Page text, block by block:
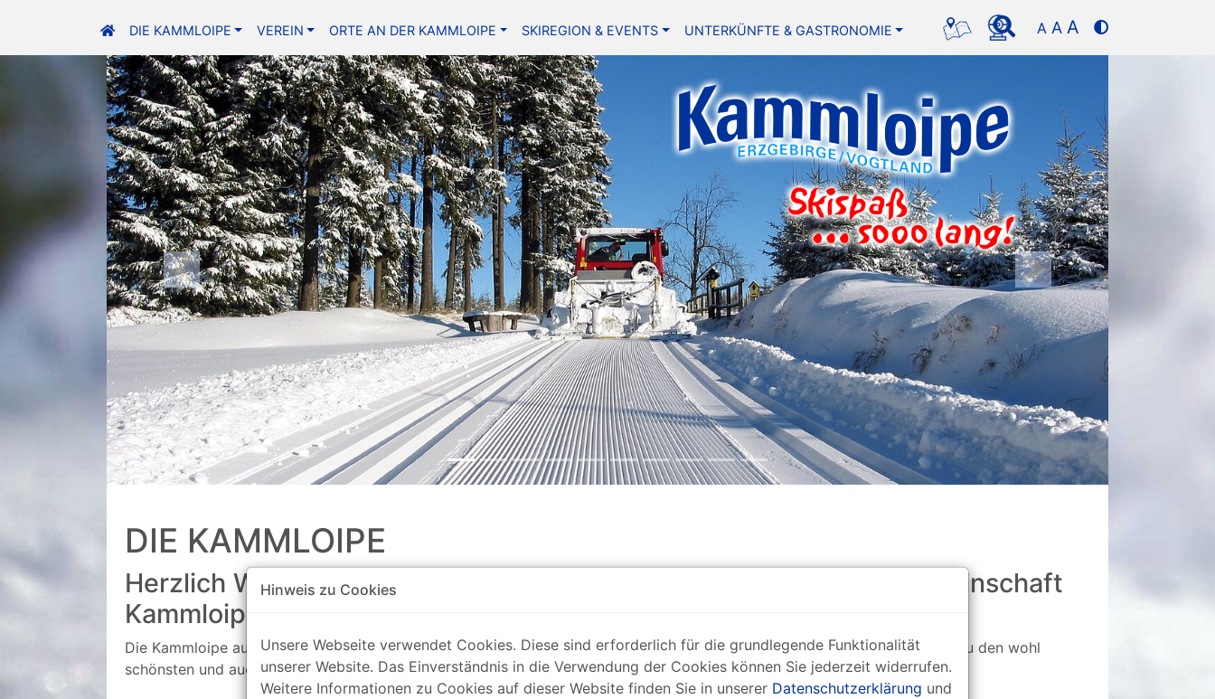
A A A
DIE KAMMLOIPE VEREIN ORTE AN DER KAMMLOIPE SKIREGION & EVENTS UNTERKÜNFTE & GASTRONOMIE
Previous Next
DIE KAMMLOIPE
Herzlich Willkommen auf der offiziellen Homepage der Arbeitsgemeinschaft
Kammloipe Erzgebirge/Vogtland e.V.
Die Kammloipe auf dem Gebirgskamm vom erzgebirgischen Johanngeorgenstadt bis ins vogtländische Schöneck gehört zu den wohl
schönsten und auch schneesichersten Loipen Deutschlands und wurde mit dem Prädikat "Exzellente Loipe" ausgezeichnet.
Hinweis zu Cookies
Unsere Webseite verwendet Cookies. Diese sind erforderlich für die grundlegende Funktionalität
unserer Website. Das Einverständnis in die Verwendung der Cookies können Sie jederzeit widerrufen.
Weitere Informationen zu Cookies auf dieser Website finden Sie in unserer Datenschutzerklärung und